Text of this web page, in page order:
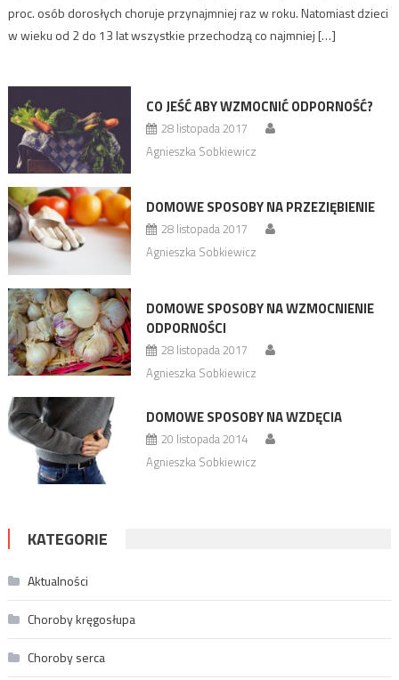
proc. osób dorosłych choruje przynajmniej raz w roku. Natomiast dzieci
w wieku od 2 do 13 lat wszystkie przechodzą co najmniej […]
CO JEŚĆ ABY WZMOCNIĆ ODPORNOŚĆ?
28 listopada 2017
Agnieszka Sobkiewicz
DOMOWE SPOSOBY NA PRZEZIĘBIENIE
28 listopada 2017
Agnieszka Sobkiewicz
DOMOWE SPOSOBY NA WZMOCNIENIE
ODPORNOŚCI
28 listopada 2017
Agnieszka Sobkiewicz
DOMOWE SPOSOBY NA WZDĘCIA
20 listopada 2014
Agnieszka Sobkiewicz
KATEGORIE
Aktualności
Choroby kręgosłupa
Choroby serca